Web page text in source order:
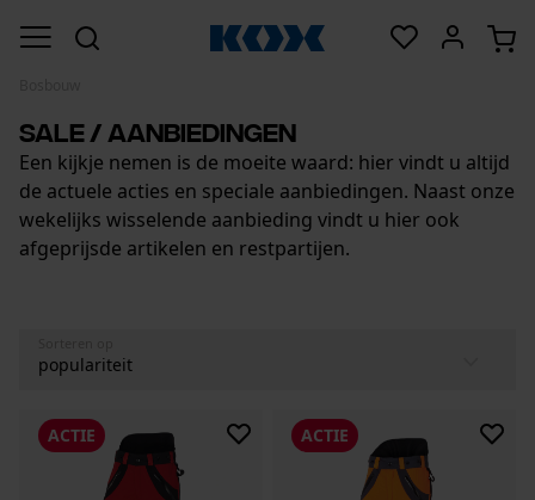
Sale / Aanbiedingen
Een kijkje nemen is de moeite waard: hier vindt u altijd
de actuele acties en speciale aanbiedingen. Naast onze
wekelijks wisselende aanbieding vindt u hier ook
afgeprijsde artikelen en restpartijen.
ACTIE ACTIE